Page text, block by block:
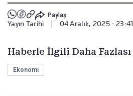
Paylaş
Yayın Tarihi 04 Aralık, 2025 - 23:41
Haberle İlgili Daha Fazlası
Ekonomi